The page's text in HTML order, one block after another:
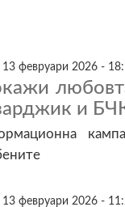
13 февруари 2026 -
и
13 февруари 2026 -